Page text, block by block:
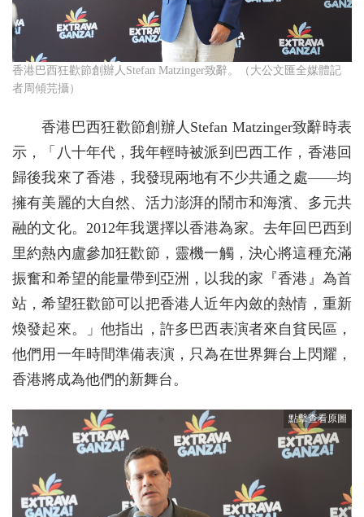
香港巴西狂歡節創辦人Stefan Matzinger致辭。（大公文匯全媒體記
者周傾芫攝）
香港巴西狂歡節創辦人Stefan Matzinger致辭時表
示，「八十年代，我年輕時被派到巴西工作，香港回
歸後我來了香港，我發現兩地有不少共通之處——均
擁有美麗的大自然、活力澎湃的鬧市和海濱、多元共
融的文化。2012年我選擇以香港為家。去年回巴西到
里約熱內盧參加狂歡節，靈機一觸，決心將這種充滿
振奮和希望的能量帶到亞洲，以我的家『香港』為首
站，希望狂歡節可以把香港人近年內斂的熱情，重新
煥發起來。」他指出，許多巴西表演者來自貧民區，
他們用一年時間準備表演，只為在世界舞台上閃耀，
香港將成為他們的新舞台。